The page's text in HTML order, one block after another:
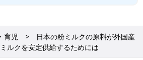
育児
日本の粉ミルクの原料が外国産
ルクを安定供給するためには